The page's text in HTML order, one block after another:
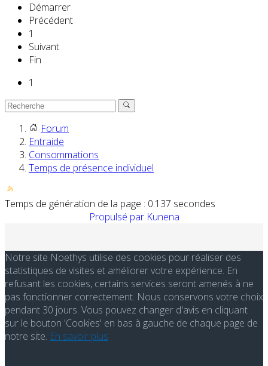
Démarrer
Précédent
1
Suivant
Fin
1
Forum
Entraide
Consommations
Temps de présence individuel
Temps de génération de la page : 0.137 secondes
Propulsé par Kunena
Notre site Noethys utilise des cookies pour réaliser des
statistiques de visites et améliorer votre expérience. En
refusant les cookies, certains services seront amenés à ne
pas fonctionner correctement. Nous conservons votre choix
pendant 30 jours. Vous pouvez changer d'avis en cliquant
sur le bouton 'Cookies' en bas à gauche de chaque page de
notre site. En savoir plus